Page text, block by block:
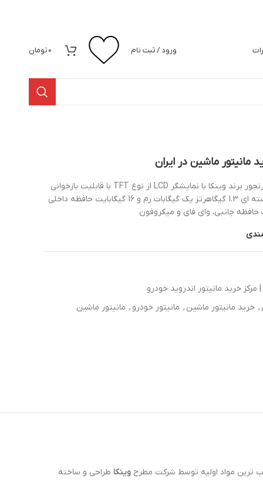
ورود / ثبت نام 0تومان
مانیتور ماشین در ایران
مانیتور اندروید 8 اینچ هیوندا آزرا گرنجور برند وینکا با نمایشگر LCD از نوع TFT با قابلیت بازخوانی
CD و DVD اندروید 7.1 پردازنده 4 هسته ای 1.3 گیگاهرتز یک گیگابات رم و 16 گیگابایت حافظه داخلی
مرکز خرید مانیتور اندروید خودرو
, خرید مانیتور ماشین , مانیتور خودرو , مانیتور ماشین
وینکا طراحی و ساخته